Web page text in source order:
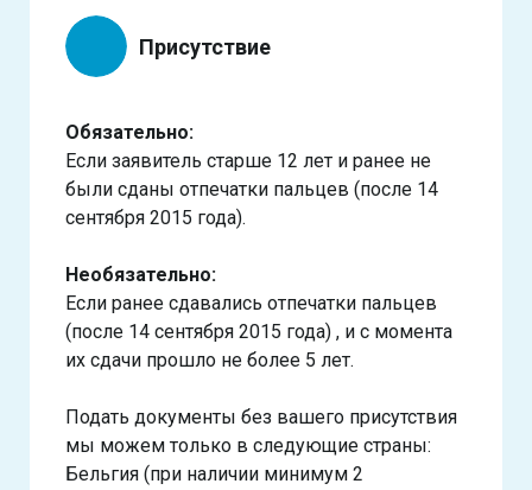
Присутствие
Обязательно:
Если заявитель старше 12 лет и ранее не
были сданы отпечатки пальцев (после 14
сентября 2015 года).
Необязательно:
Если ранее сдавались отпечатки пальцев
(после 14 сентября 2015 года) , и с момента
их сдачи прошло не более 5 лет.
Подать документы без вашего присутствия
мы можем только в следующие страны:
Бельгия (при наличии минимум 2